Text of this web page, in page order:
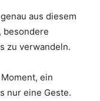
aus diesem
besondere
zu verwandeln.
ein
nur eine Geste.